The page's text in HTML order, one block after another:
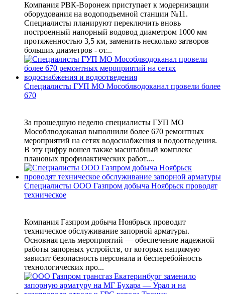
Компания РВК-Воронеж приступает к модернизации
оборудования на водоподъемной станции №11.
Специалисты планируют переключить вновь
построенный напорный водовод диаметром 1000 мм
протяженностью 3,5 км, заменить несколько затворов
больших диаметров - от...
Специалисты ГУП МО Мособлводоканал провели более
670
За прошедшую неделю специалисты ГУП МО
Мособлводоканал выполнили более 670 ремонтных
мероприятий на сетях водоснабжения и водоотведения.
В эту цифру вошел также масштабный комплекс
плановых профилактических работ....
Специалисты ООО Газпром добыча Ноябрьск проводят
техническое
Компания Газпром добыча Ноябрьск проводит
техническое обслуживание запорной арматуры.
Основная цель мероприятий — обеспечение надежной
работы запорных устройств, от которых напрямую
зависит безопасность персонала и бесперебойность
технологических про...